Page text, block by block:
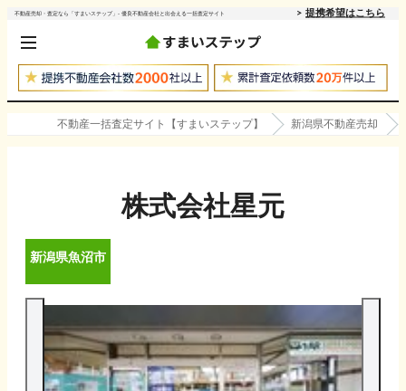
不動産売却・査定なら「すまいステップ」- 優良不動産会社と出会える一括査定サイト 提携希望はこちら
不動産一括査定サイト【すまいステップ】 新潟県不動産売却
株式会社星元
新潟県魚沼市